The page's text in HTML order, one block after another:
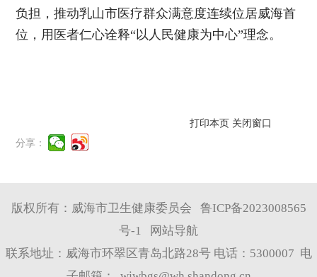
负担，推动乳山市医疗群众满意度连续位居威海首
位，用医者仁心诠释“以人民健康为中心”理念。
打印本页 关闭窗口
分享：
版权所有：威海市卫生健康委员会
鲁ICP备2023008565
号-1
网站导航
联系地址：威海市环翠区青岛北路28号 电话：5300007 电